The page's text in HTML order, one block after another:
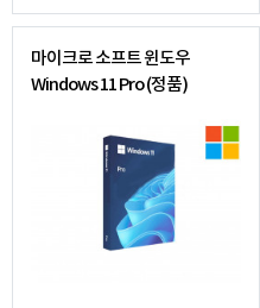
마이크로 소프트 윈도우
Windows 11 Pro (정품)